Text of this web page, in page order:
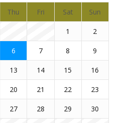
Thu Fri Sat Sun
1 2
6 7 8 9
13 14 15 16
20 21 22 23
27 28 29 30